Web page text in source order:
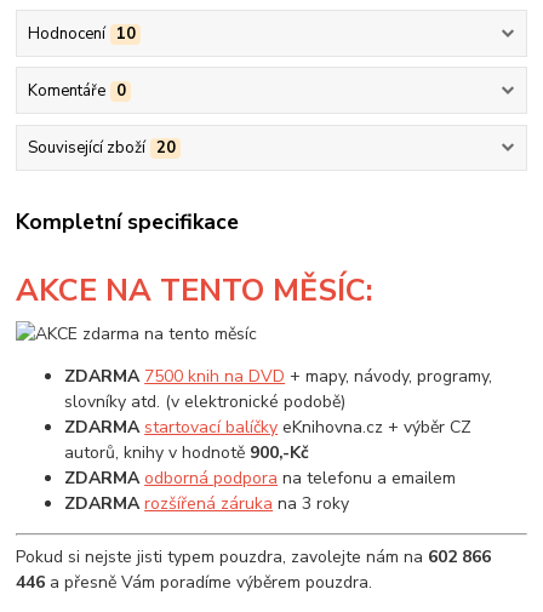
Hodnocení 10
Komentáře 0
Související zboží 20
Kompletní specifikace
AKCE NA TENTO MĚSÍC:
ZDARMA 7500 knih na DVD + mapy, návody, programy,
slovníky atd. (v elektronické podobě)
ZDARMA startovací balíčky eKnihovna.cz + výběr CZ
autorů, knihy v hodnotě 900,-Kč
ZDARMA odborná podpora na telefonu a emailem
ZDARMA rozšířená záruka na 3 roky
Pokud si nejste jisti typem pouzdra, zavolejte nám na 602 866
446 a přesně Vám poradíme výběrem pouzdra.